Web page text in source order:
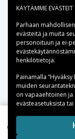
Maksuvaihtoehdot
SIVULLA
KÄYTÄMME EVÄSTEIT
Parhaan
evästeitä ja muita
personoituun ja ei-
henkilötietoja.
Painamalla
muiden
on vapaaehtoinen
evästeasetuksista